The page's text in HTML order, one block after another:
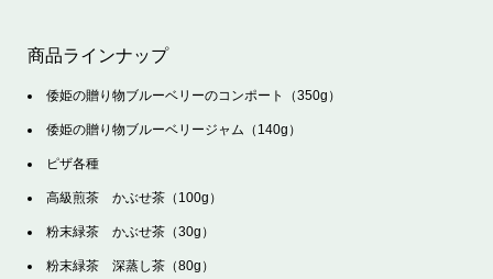
商品ラインナップ
倭姫の贈り物ブルーベリーのコンポート（350g）
倭姫の贈り物ブルーベリージャム（140g）
ピザ各種
高級煎茶 かぶせ茶（100g）
粉末緑茶 かぶせ茶（30g）
粉末緑茶 深蒸し茶（80g）